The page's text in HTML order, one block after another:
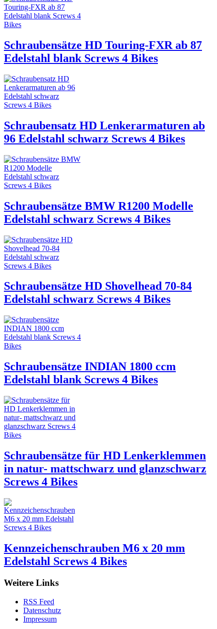
Schraubensätze HD Touring-FXR ab 87
Edelstahl blank Screws 4 Bikes
Schraubensatz HD Lenkerarmaturen ab
96 Edelstahl schwarz Screws 4 Bikes
Schraubensätze BMW R1200 Modelle
Edelstahl schwarz Screws 4 Bikes
Schraubensätze HD Shovelhead 70-84
Edelstahl schwarz Screws 4 Bikes
Schraubensätze INDIAN 1800 ccm
Edelstahl blank Screws 4 Bikes
Schraubensätze für HD Lenkerklemmen
in natur- mattschwarz und glanzschwarz
Screws 4 Bikes
Kennzeichenschrauben M6 x 20 mm
Edelstahl Screws 4 Bikes
Weitere Links
RSS Feed
Datenschutz
Impressum